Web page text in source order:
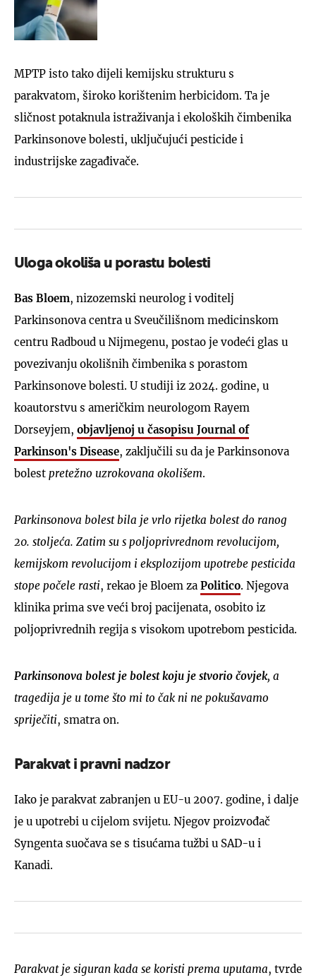
MPTP isto tako dijeli kemijsku strukturu s
parakvatom, široko korištenim herbicidom. Ta je
sličnost potaknula istraživanja i ekoloških čimbenika
Parkinsonove bolesti, uključujući pesticide i
industrijske zagađivače.
Uloga okoliša u porastu bolesti
Bas Bloem, nizozemski neurolog i voditelj
Parkinsonova centra u Sveučilišnom medicinskom
centru Radboud u Nijmegenu, postao je vodeći glas u
povezivanju okolišnih čimbenika s porastom
Parkinsonove bolesti. U studiji iz 2024. godine, u
koautorstvu s američkim neurologom Rayem
Dorseyjem, objavljenoj u časopisu Journal of
Parkinson's Disease, zaključili su da je Parkinsonova
bolest pretežno uzrokovana okolišem.
Parkinsonova bolest bila je vrlo rijetka bolest do ranog
20. stoljeća. Zatim su s poljoprivrednom revolucijom,
kemijskom revolucijom i eksplozijom upotrebe pesticida
stope počele rasti, rekao je Bloem za Politico. Njegova
klinika prima sve veći broj pacijenata, osobito iz
poljoprivrednih regija s visokom upotrebom pesticida.
Parkinsonova bolest je bolest koju je stvorio čovjek, a
tragedija je u tome što mi to čak ni ne pokušavamo
spriječiti, smatra on.
Parakvat i pravni nadzor
Iako je parakvat zabranjen u EU-u 2007. godine, i dalje
je u upotrebi u cijelom svijetu. Njegov proizvođač
Syngenta suočava se s tisućama tužbi u SAD-u i
Kanadi.
Parakvat je siguran kada se koristi prema uputama, tvrde